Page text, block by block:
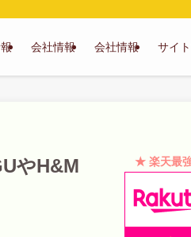
会社情報 会社情報 サイ
やH&M
★ 楽天最